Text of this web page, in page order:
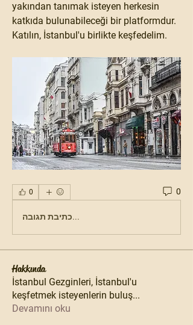
yakından tanımak isteyen herkesin
katkıda bulunabileceği bir platformdur.
Katılın, İstanbul'u birlikte keşfedelim.
0 0
כתיבת תגובה...
Hakkında
İstanbul Gezginleri, İstanbul'u
keşfetmek isteyenlerin buluş...
Devamını oku